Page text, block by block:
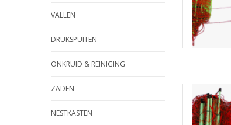
VALLEN
DRUKSPUITEN
ONKRUID & REINIGING
ZADEN
NESTKASTEN